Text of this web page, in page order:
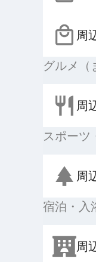
周
グルメ（
周
スポーツ
周
宿泊・入
周